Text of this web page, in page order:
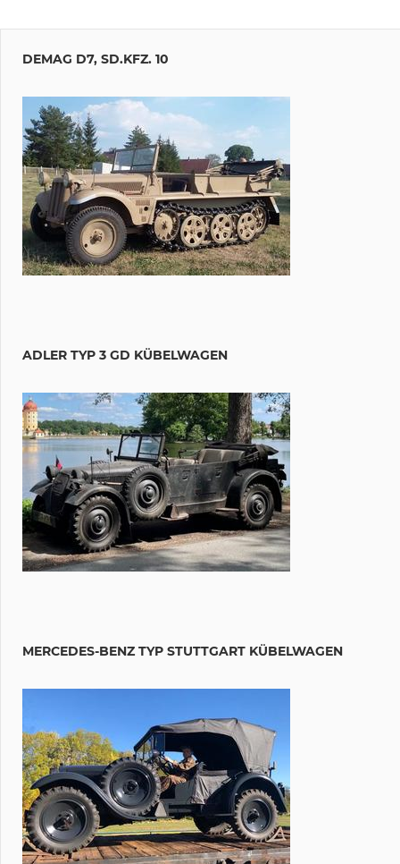
DEMAG D7, SD.KFZ. 10
ADLER TYP 3 GD KÜBELWAGEN
MERCEDES-BENZ TYP STUTTGART KÜBELWAGEN